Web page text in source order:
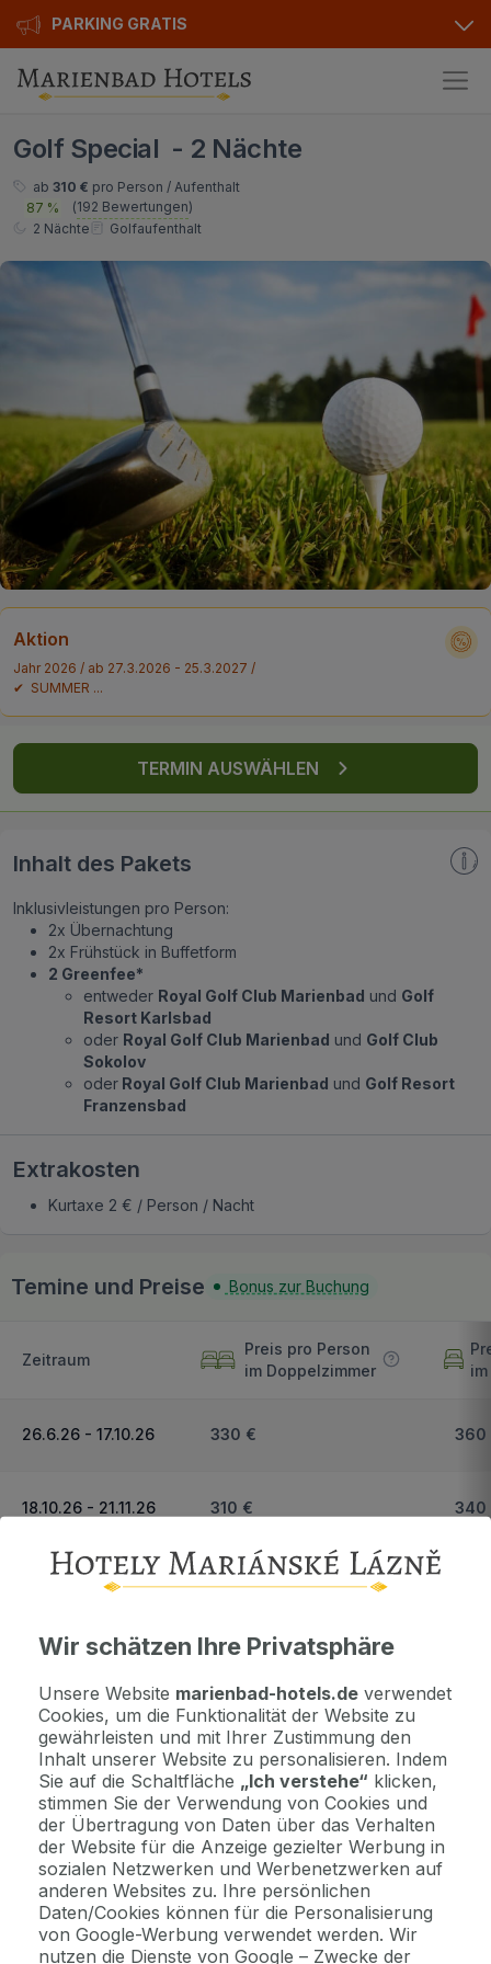
PARKING GRATIS
Hotels
Kurhotels
Ensana Hotels
Orea Hotels
Geschenkgutscheine
Sonderangebot
Über uns
Privat Transfer
FAQ
Golf Special - 2 Nächte
ab 310 € pro Person / Aufenthalt
87 %
(192 Bewertungen)
2 Nächte
Golfaufenthalt
Aktion
Jahr 2026 / ab 27.3.2026 - 25.3.2027 /
✔ SUMMER ...
TERMIN AUSWÄHLEN
Inhalt des Pakets
Inklusivleistungen pro Person:
2x Übernachtung
2x Frühstück in Buffetform
2 Greenfee*
entweder Royal Golf Club Marienbad und Golf
Resort Karlsbad
oder Royal Golf Club Marienbad und Golf Club
Sokolov
oder Royal Golf Club Marienbad und Golf Resort
Franzensbad
Extrakosten
Kurtaxe 2 € / Person / Nacht
Temine und Preise Bonus zur Buchung
Zeitraum
Preis pro Person
im Doppelzimmer
26.6.26 - 17.10.26 330 € 360
18.10.26 - 21.11.26 310 € 340
Wichtige Informationen
Als Geschenk kaufen
Machen Sie Freude mit einem Geschenkvoucher
Jetzt bezahlen Sie gar nichts.
Die Zahlungsmodalitäten erhalten Sie zusammen mit dem Angebot
per E-Mail.
2 Gründe, bei uns zu buchen
Bonus zur Buchung
Wir schätzen Ihre Privatsphäre
Unsere Website marienbad-hotels.de verwendet
Cookies, um die Funktionalität der Website zu
gewährleisten und mit Ihrer Zustimmung den
Inhalt unserer Website zu personalisieren. Indem
Sie auf die Schaltfläche „Ich verstehe“ klicken,
stimmen Sie der Verwendung von Cookies und
der Übertragung von Daten über das Verhalten
der Website für die Anzeige gezielter Werbung in
sozialen Netzwerken und Werbenetzwerken auf
anderen Websites zu. Ihre persönlichen
Daten/Cookies können für die Personalisierung
von Google-Werbung verwendet werden. Wir
nutzen die Dienste von Google – Zwecke der